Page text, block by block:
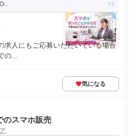
人にもご応募いただいている場合
...
気になる
のスマホ販売